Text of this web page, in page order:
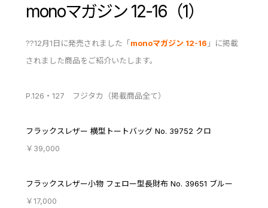
monoマガジン 12-16（1）
??12月1日に発売されました「monoマガジン 12-16 」に掲載
されました商品をご紹介いたします。
P.126・127 フジタカ（掲載商品全て）
フラックスレザー 横型トートバッグ No. 39752 クロ
￥39,000
フラックスレザー小物 フェロー型長財布 No. 39651 ブルー
￥17,000